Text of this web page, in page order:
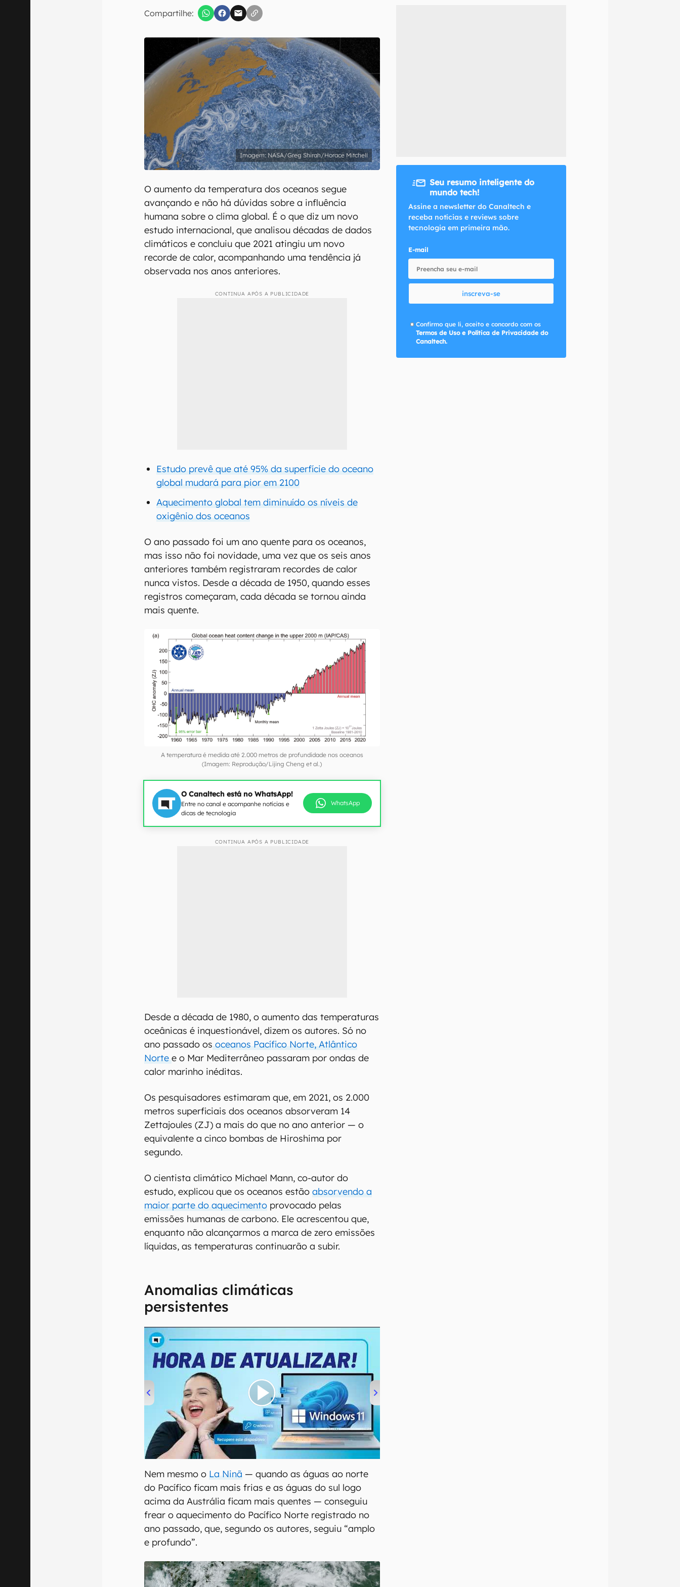
Compartilhe:
inscreva-se
Confirmo que li, aceito e concordo com os Termos de Uso e Política de Privacidade do Canaltech.
NASA/Greg Shirah/Horace Mitchell
O aumento da temperatura dos oceanos segue
avançando e não há dúvidas sobre a influência
humana sobre o clima global. É o que diz um novo
estudo internacional, que analisou décadas de dados
climáticos e concluiu que 2021 atingiu um novo
recorde de calor, acompanhando uma tendência já
observada nos anos anteriores.
CONTINUA APÓS A PUBLICIDADE
Estudo prevê que até 95% da superfície do oceano
global mudará para pior em 2100
Aquecimento global tem diminuído os níveis de
oxigênio dos oceanos
O ano passado foi um ano quente para os oceanos,
mas isso não foi novidade, uma vez que os seis anos
anteriores também registraram recordes de calor
nunca vistos. Desde a década de 1950, quando esses
registros começaram, cada década se tornou ainda
mais quente.
A temperatura é medida até 2.000 metros de profundidade nos oceanos
(Imagem: Reprodução/Lijing Cheng et al.)
O Canaltech está no WhatsApp!
Entre no canal e acompanhe notícias e
dicas de tecnologia
WhatsApp
CONTINUA APÓS A PUBLICIDADE
Desde a década de 1980, o aumento das temperaturas
oceânicas é inquestionável, dizem os autores. Só no
ano passado os oceanos Pacífico Norte, Atlântico
Nortee o Mar Mediterrâneo passaram por ondas de
calor marinho inéditas.
Os pesquisadores estimaram que, em 2021, os 2.000
metros superficiais dos oceanos absorveram 14
Zettajoules (ZJ) a mais do que no ano anterior — o
equivalente a cinco bombas de Hiroshima por
segundo.
O cientista climático Michael Mann, co-autor do
estudo, explicou que os oceanos estãoabsorvendo a
maior parte do aquecimento provocado pelas
emissões humanas de carbono. Ele acrescentou que,
enquanto não alcançarmos a marca de zero emissões
líquidas, as temperaturas continuarão a subir.
Anomalias climáticas
persistentes
00:00/04:52
Nem mesmo o La Ninã — quando as águas ao norte
do Pacífico ficam mais frias e as águas do sul logo
acima da Austrália ficam mais quentes — conseguiu
frear o aquecimento do Pacífico Norte registrado no
ano passado, que, segundo os autores, seguiu “amplo
e profundo”.
Seu resumo inteligente do
mundo tech!
Assine a newsletter do Canaltech e
receba notícias e reviews sobre
tecnologia em primeira mão.
E-mail
inscreva-se
Confirmo que li, aceito e concordo com os
Termos de Uso e Política de Privacidade do
Canaltech.